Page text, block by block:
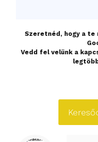
Szeretnéd, hogy a te
Vedd fel velünk a